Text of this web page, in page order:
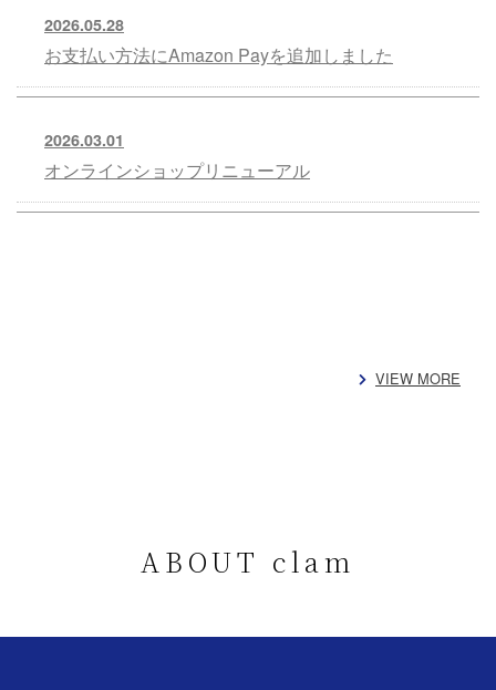
2026.05.28
お支払い方法にAmazon Payを追加しました
2026.03.01
オンラインショップリニューアル
VIEW MORE
ABOUT clam